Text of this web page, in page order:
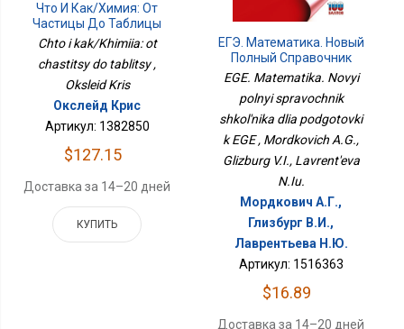
Что И Как/Химия: От
Частицы До Таблицы
Chto i kak/Khimiia: ot
chastitsy do tablitsy ,
Oksleid Kris
Окслейд Крис
Артикул: 1382850
$127.15
Доставка за 14–20 дней
КУПИТЬ
ЕГЭ. Математика. Новый
Полный Справочник
Школьника Для
EGE. Matematika. Novyi
polnyi spravochnik
shkol'nika dlia podgotovki
k EGE , Mordkovich A.G.,
Glizburg V.I., Lavrent'eva
N.Iu.
Мордкович А.Г.,
Глизбург В.И.,
Лаврентьева Н.Ю.
Артикул: 1516363
$16.89
Доставка за 14–20 дней